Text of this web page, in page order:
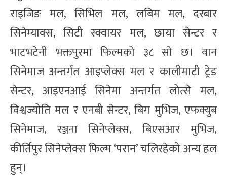
राइजिङ मल, सिभिल मल, लबिम मल, दरबार
सिनेम्याक्स, सिटी स्क्वायर मल, छाया सेन्टर र
भाटभटेनी भक्तपुरमा फिल्मको ३८ सो छ। वान
सिनेमाज अन्तर्गत आइप्लेक्स मल र कालीमाटी ट्रेड
सेन्टर, आइएनआई सिनेमा अन्तर्गत लोत्से मल,
विश्वज्योति मल र एनबी सेन्टर, बिग मुभिज, एफक्युब
सिनेमाज, रञ्जना सिनेप्लेक्स, बिएसआर मुभिज,
कीर्तिपुर सिनेप्लेक्स फिल्म ‘परान’ चलिरहेको अन्य हल
हुन्।